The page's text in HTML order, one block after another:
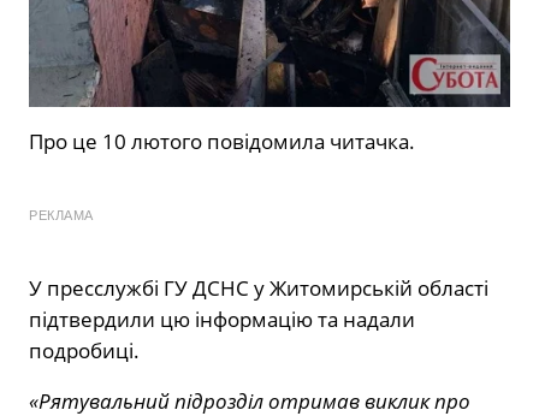
Про це 10 лютого повідомила читачка.
РЕКЛАМА
У пресслужбі ГУ ДСНС у Житомирській області
підтвердили цю інформацію та надали
подробиці.
«Рятувальний підрозділ отримав виклик про